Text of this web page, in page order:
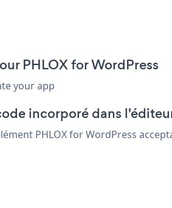
PHLOX for WordPress
your app
incorporé dans
PHLOX for WordPress